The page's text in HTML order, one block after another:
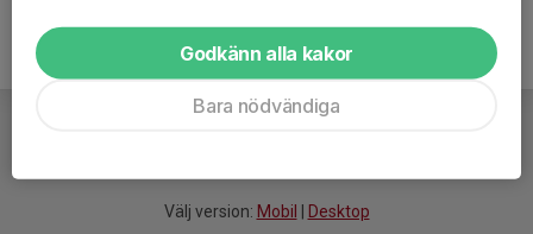
Välj version: Mobil Desktop
Godkänn alla kakor
Bara nödvändiga